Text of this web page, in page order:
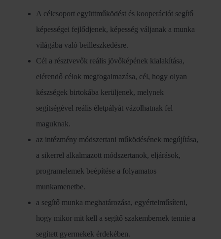
A célcsoport együttműködést és kooperációt segítő
képességei fejlődjenek, képesség váljanak a munka
világába való beilleszkedésre.
Cél a résztvevők reális jövőképének kialakítása,
elérendő célok megfogalmazása, cél, hogy olyan
készségek birtokába kerüljenek, melynek
segítségével reális életpályát vázolhatnak fel
maguknak.
az intézmény módszertani működésének megújítása,
a sikerrel alkalmazott módszertanok, eljárások,
programelemek beépítése a folyamatos
munkamenetbe.
a segítő munka meghatározása, egyértelműsíteni,
hogy mikor mit kell a segítő szakembernek tennie a
segített gyermekek érdekében.